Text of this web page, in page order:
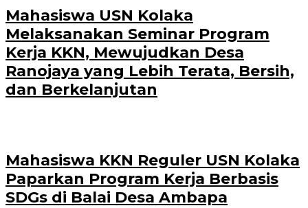
Mahasiswa USN Kolaka
Melaksanakan Seminar Program
Kerja KKN, Mewujudkan Desa
Ranojaya yang Lebih Terata, Bersih,
dan Berkelanjutan
Mahasiswa KKN Reguler USN Kolaka
Paparkan Program Kerja Berbasis
SDGs di Balai Desa Ambapa